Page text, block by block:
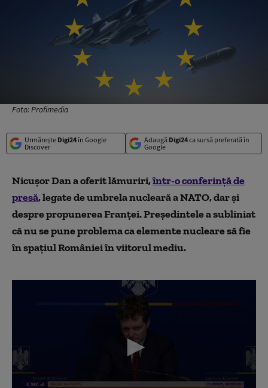
Foto: Profimedia
Urmărește Digi24în Google
Discover
Adaugă Digi24ca sursă preferată în
Google
Nicușor Dan a oferit lămuriri,într-o conferință de
presă, legate de umbrela nucleară a NATO, dar și
despre propunerea Franței. Președintele a subliniat
că nu se pune problema ca elemente nucleare să fie
înspaţiul Românieiîn viitorul mediu.